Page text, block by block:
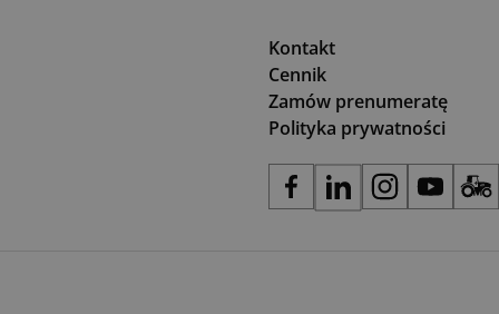
Kontakt
Cennik
Zamów prenumeratę
Polityka prywatności